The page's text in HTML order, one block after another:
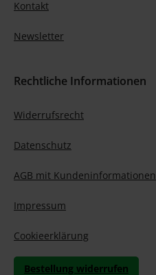
Kontakt
Newsletter
Rechtliche Informationen
Widerrufsrecht
Datenschutz
AGB mit Kundeninformationen
Impressum
Cookieerklärung
Bestellung widerrufen